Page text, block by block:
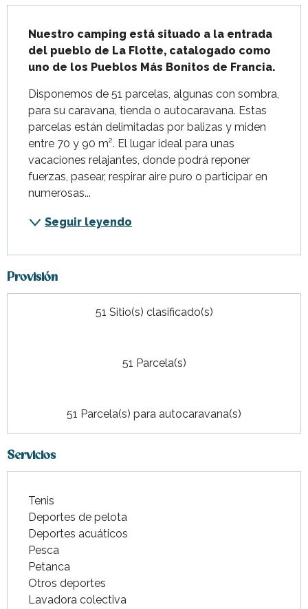
Nuestro camping está situado a la entrada
del pueblo de La Flotte, catalogado como
uno de los Pueblos Más Bonitos de Francia.
Disponemos de 51 parcelas, algunas con sombra,
para su caravana, tienda o autocaravana. Estas
parcelas están delimitadas por balizas y miden
entre 70 y 90 m². El lugar ideal para unas
vacaciones relajantes, donde podrá reponer
fuerzas, pasear, respirar aire puro o participar en
numerosas...
Seguir leyendo
Provisión
51 Sitio(s) clasificado(s)
51 Parcela(s)
51 Parcela(s) para autocaravana(s)
Servicios
Tenis
Deportes de pelota
Deportes acuáticos
Pesca
Petanca
Otros deportes
Lavadora colectiva